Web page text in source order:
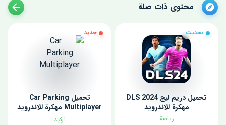
محتوى ذات صلة
تحديث
تحميل دريم ليج 2024 DLS
مهكرة للاندرويد
رياضة
جديد
تحميل Car Parking
Multiplayer مهكرة للاندرويد
اخر اصدار
آركيد